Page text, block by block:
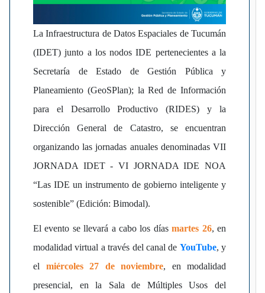
La Infraestructura de Datos Espaciales de Tucumán
(IDET) junto a los nodos IDE pertenecientes a la
Secretaría de Estado de Gestión Pública y
Planeamiento (GeoSPlan); la Red de Información
para el Desarrollo Productivo (RIDES) y la
Dirección General de Catastro, se encuentran
organizando las jornadas anuales denominadas VII
JORNADA IDET - VI JORNADA IDE NOA
“Las IDE un instrumento de gobierno inteligente y
sostenible” (Edición: Bimodal).
El evento se llevará a cabo los díasmartes 26, en
modalidad virtual a través del canal de YouTube, y
el miércoles 27 de noviembre, en modalidad
presencial, en la Sala de Múltiples Usos del